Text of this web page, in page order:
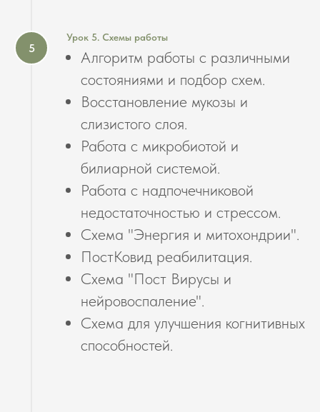
Урок 5. Схемы работы
Алгоритм работы с различными
состояниями и подбор схем.
Восстановление мукозы и
слизистого слоя.
Работа с микробиотой и
билиарной системой.
Работа с надпочечниковой
недостаточностью и стрессом.
Схема "Энергия и митохондрии".
ПостКовид реабилитация.
Схема "Пост Вирусы и
нейровоспаление".
Схема для улучшения когнитивных
способностей.